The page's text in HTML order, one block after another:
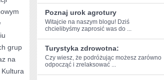
NIEWYJAŚNIONE
SPRAWY
grup
na
Poznaj urok agrotury
Witajcie na naszym blogu! Dziś
chcielibyśmy zaprosić was do ...
Turystyka zdrowotna:
Czy wiesz, że podróżując ​możesz ⁤zarówno
odpocząć⁤ i‌ zrelaksować ...